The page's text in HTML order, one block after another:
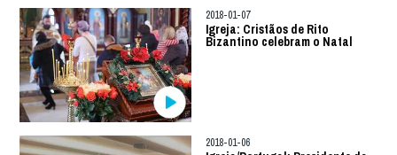
2018-01-07
Igreja: Cristãos de Rito
Bizantino celebram o Natal
2018-01-06